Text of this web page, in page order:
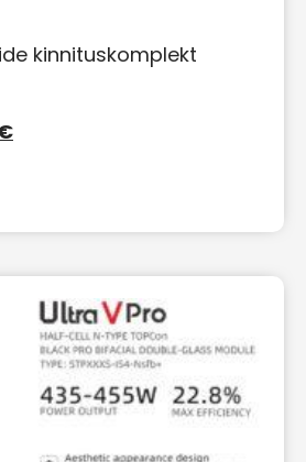
kinnituskomplekt